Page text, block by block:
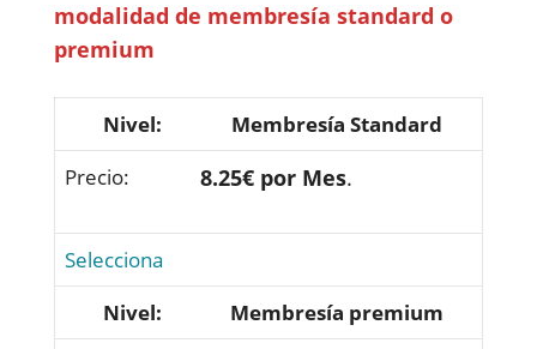
modalidad de membresía standard o
premium
Membresía Standard
8.25€ por Mes.
Selecciona
Membresía premium